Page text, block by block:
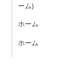
ーム)
ホーム
ホーム